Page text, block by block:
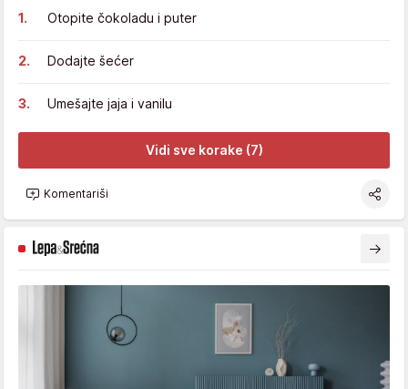
Otopite čokoladu i puter
Dodajte šećer
Umešajte jaja i vanilu
Vidi sve korake (7)
Komentariši